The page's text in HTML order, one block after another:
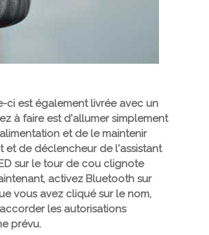
ci est également livrée avec un
à faire est d'allumer simplement
et de le maintenir
de déclencheur de l'assistant
sur le tour de cou clignote
activez Bluetooth sur
vous avez cliqué sur le nom,
les autorisations
prévu.